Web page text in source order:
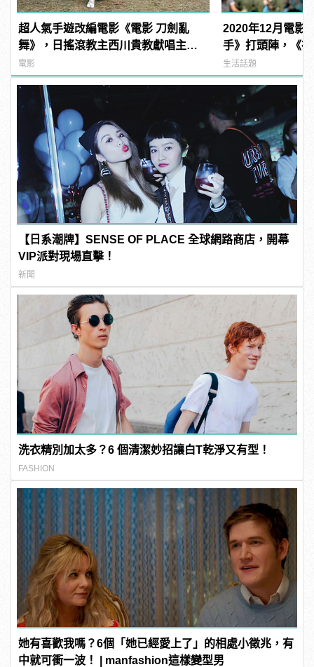
超人氣手遊改編電影《電影 刀劍亂
舞》，日搖滾教主西川貴教獻唱主題
曲「UNBROKEN」
電影
2020年12月電影
手》打頭陣，《
受期待！
生活話題
【日系潮牌】SENSE OF PLACE 全球網路商店，開幕
VIP派對現場直擊！
新聞
洗衣精別加太多？6 個清潔妙招讓白T乾淨又有型！
FASHION
她有喜歡我嗎？6個「她已經愛上了」的相處小徵兆，有
中就可衝一波！ | manfashion這樣變型男